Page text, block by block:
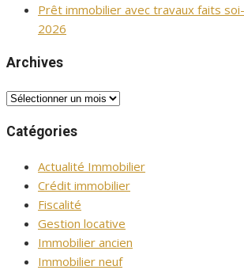
Prêt immobilier avec travaux faits
2026
Archives
Archives
Catégories
Actualité Immobilier
Crédit immobilier
Fiscalité
Gestion locative
Immobilier ancien
Immobilier neuf